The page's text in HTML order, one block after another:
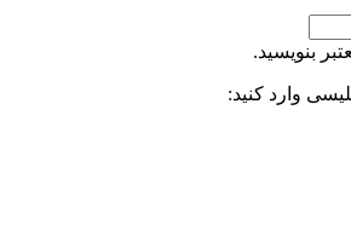
بنویسید.
وارد کنید: